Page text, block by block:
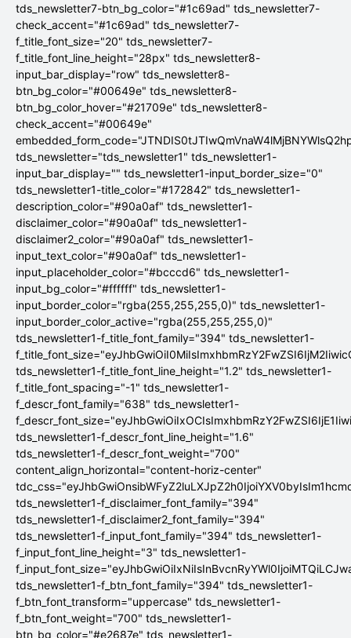
tds_newsletter7-btn_bg_color="#1c69ad" tds_newsletter7-
check_accent="#1c69ad" tds_newsletter7-
f_title_font_size="20" tds_newsletter7-
f_title_font_line_height="28px" tds_newsletter8-
input_bar_display="row" tds_newsletter8-
btn_bg_color="#00649e" tds_newsletter8-
btn_bg_color_hover="#21709e" tds_newsletter8-
check_accent="#00649e"
tds_newsletter="tds_newsletter1" tds_newsletter1-
input_bar_display="" tds_newsletter1-input_border_size="0"
tds_newsletter1-title_color="#172842" tds_newsletter1-
description_color="#90a0af" tds_newsletter1-
disclaimer_color="#90a0af" tds_newsletter1-
disclaimer2_color="#90a0af" tds_newsletter1-
input_text_color="#90a0af" tds_newsletter1-
input_placeholder_color="#bcccd6" tds_newsletter1-
input_bg_color="#ffffff" tds_newsletter1-
input_border_color="rgba(255,255,255,0)" tds_newsletter1-
input_border_color_active="rgba(255,255,255,0)"
tds_newsletter1-f_title_font_family="394" tds_newsletter1-
tds_newsletter1-f_title_font_line_height="1.2" tds_newsletter1-
f_title_font_spacing="-1" tds_newsletter1-
f_descr_font_family="638" tds_newsletter1-
tds_newsletter1-f_descr_font_line_height="1.6"
tds_newsletter1-f_descr_font_weight="700"
content_align_horizontal="content-horiz-center"
tds_newsletter1-f_disclaimer_font_family="394"
tds_newsletter1-f_disclaimer2_font_family="394"
tds_newsletter1-f_input_font_family="394" tds_newsletter1-
f_input_font_line_height="3" tds_newsletter1-
tds_newsletter1-f_btn_font_family="394" tds_newsletter1-
f_btn_font_transform="uppercase" tds_newsletter1-
f_btn_font_weight="700" tds_newsletter1-
btn_bg_color="#e2687e" tds_newsletter1-